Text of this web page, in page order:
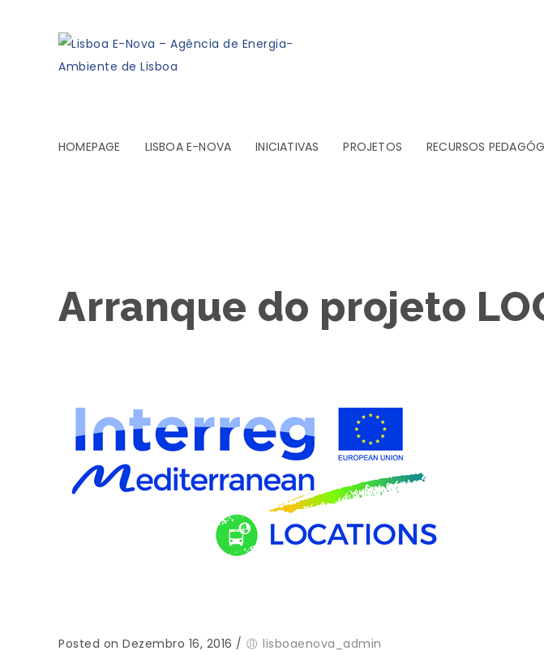
HOMEPAGE LISBOA E-NOVA INICIATIVAS PROJETOS RECURSOS
Arranque do projeto
Posted on Dezembro 16, 2016 /
lisboaenova_admin